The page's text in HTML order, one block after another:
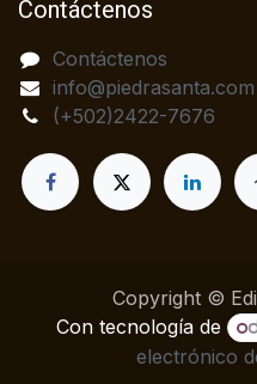
Contáctenos
Contáctenos
info@piedrasanta.com
(+502)2422-7676
Copyright ©
Con tecnología de
electrónico